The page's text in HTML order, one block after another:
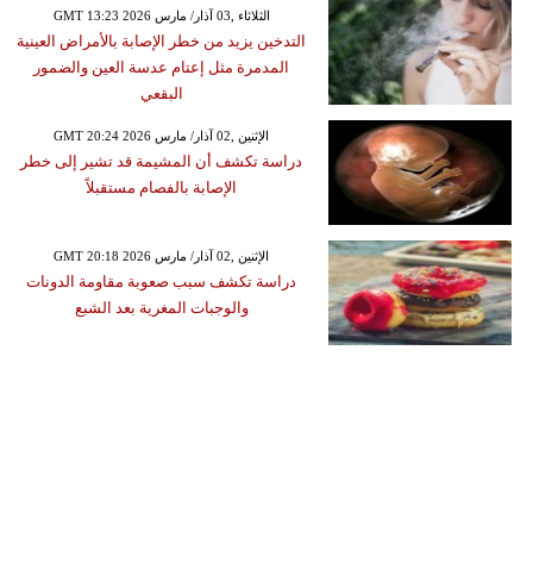
GMT 13:23 2026 الثلاثاء ,03 آذار/ مارس
التدخين يزيد من خطر الإصابة بالأمراض العينية
المدمرة مثل إعتام عدسة العين والضمور
البقعي
GMT 20:24 2026 الإثنين ,02 آذار/ مارس
دراسة تكشف أن المشيمة قد تشير إلى خطر
الإصابة بالفصام مستقبلاً
GMT 20:18 2026 الإثنين ,02 آذار/ مارس
دراسة تكشف سبب صعوبة مقاومة الدونات
والوجبات المغرية بعد الشبع